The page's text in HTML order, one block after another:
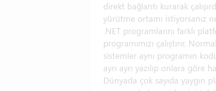
direkt bağlantı kurarak
yürütme ortamı istiyorsanız
.NET programlarını farklı
programımızı çalıştırır.
sistemler aynı programın
ayrı ayrı yazılıp onlara göre
Dünyada çok sayıda yaygın